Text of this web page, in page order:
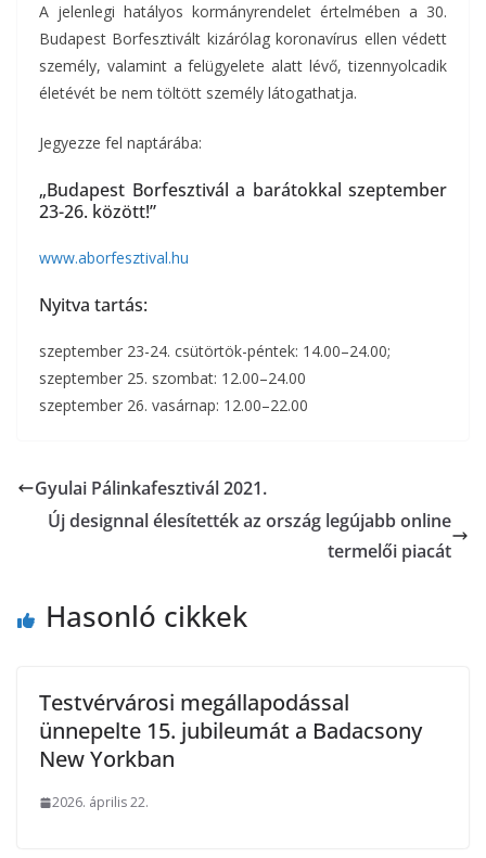
A jelenlegi hatályos kormányrendelet értelmében a 30.
Budapest Borfesztivált kizárólag koronavírus ellen védett
személy, valamint a felügyelete alatt lévő, tizennyolcadik
életévét be nem töltött személy látogathatja.
Jegyezze fel naptárába:
„Budapest Borfesztivál a barátokkal szeptember
23-26. között!”
www.aborfesztival.hu
Nyitva tartás:
szeptember 23-24. csütörtök-péntek: 14.00–24.00;
szeptember 25. szombat: 12.00–24.00
szeptember 26. vasárnap: 12.00–22.00
Gyulai Pálinkafesztivál 2021.
Új designnal élesítették az ország legújabb online
termelői piacát
Hasonló cikkek
Testvérvárosi megállapodással
ünnepelte 15. jubileumát a Badacsony
New Yorkban
2026. április 22.